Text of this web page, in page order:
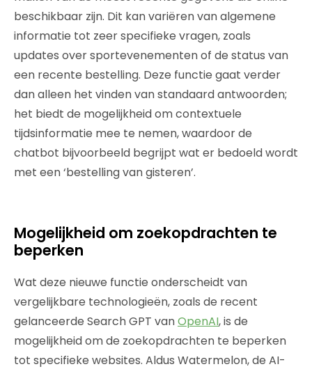
beschikbaar zijn. Dit kan variëren van algemene
informatie tot zeer specifieke vragen, zoals
updates over sportevenementen of de status van
een recente bestelling. Deze functie gaat verder
dan alleen het vinden van standaard antwoorden;
het biedt de mogelijkheid om contextuele
tijdsinformatie mee te nemen, waardoor de
chatbot bijvoorbeeld begrijpt wat er bedoeld wordt
met een ‘bestelling van gisteren’.
Mogelijkheid om zoekopdrachten te
beperken
Wat deze nieuwe functie onderscheidt van
vergelijkbare technologieën, zoals de recent
gelanceerde Search GPT vanOpenAI, is de
mogelijkheid om de zoekopdrachten te beperken
tot specifieke websites. Aldus Watermelon, de AI-